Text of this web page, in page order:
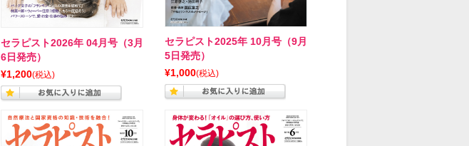
セラピスト2026年 04月号（3月
6日発売）
¥1,200(税込)
セラピスト2025年 10月号（9月
5日発売）
¥1,000(税込)